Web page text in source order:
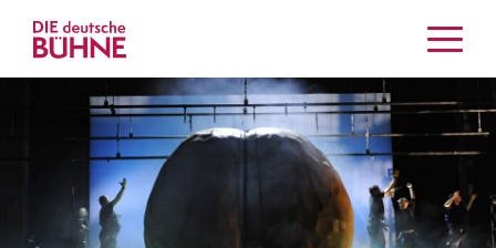
Kritiken
Schauspiel
Musiktheater
Tanz
Crossover